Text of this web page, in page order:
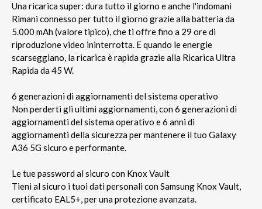
Una ricarica super: dura tutto il giorno e anche l'indomani
Rimani connesso per tutto il giorno grazie alla batteria da
5.000 mAh (valore tipico), che ti offre fino a 29 ore di
riproduzione video ininterrotta. E quando le energie
scarseggiano, la ricarica è rapida grazie alla Ricarica Ultra
Rapida da 45 W.
6 generazioni di aggiornamenti del sistema operativo
Non perderti gli ultimi aggiornamenti, con 6 generazioni di
aggiornamenti del sistema operativo e 6 anni di
aggiornamenti della sicurezza per mantenere il tuo Galaxy
A36 5G sicuro e performante.
Le tue password al sicuro con Knox Vault
Tieni al sicuro i tuoi dati personali con Samsung Knox Vault,
certificato EAL5+, per una protezione avanzata.